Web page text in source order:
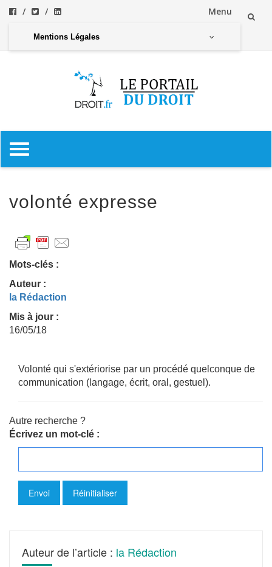
Menu
Mentions Légales
volonté expresse
Mots-clés :
Auteur :
la Rédaction
Mis à jour :
16/05/18
Volonté qui s'extériorise par un procédé quelconque de
communication (langage, écrit, oral, gestuel).
Autre recherche ?
Écrivez un mot-clé :
Auteur de l’article : la Rédaction